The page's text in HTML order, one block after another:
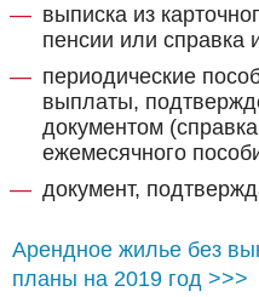
выписка из
пенсии или справка
периодические
выплаты,
документом
ежемесячного
документ,
Арендное жилье без
планы на 2019 год >>>